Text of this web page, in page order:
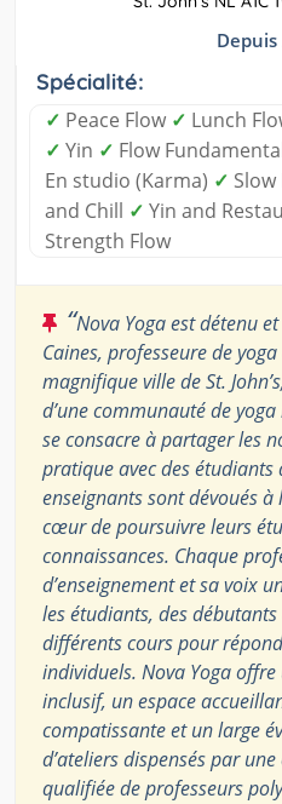
Depuis
Spécialité:
✓ Peace Flow ✓ Lunch
✓ Yin ✓ Flow
En studio (Karma) ✓
and Chill ✓ Yin and
Strength Flow
“Nova Yoga est détenu
Caines, professeure de
magnifique ville de St.
d’une communauté de
se consacre à partager les
pratique avec des étudiants
enseignants sont dévoués
cœur de poursuivre leurs
connaissances. Chaque
d’enseignement et sa voix
les étudiants, des
différents cours pour
individuels. Nova Yoga
inclusif, un espace
compatissante et un large
d’ateliers dispensés par
qualifiée de professeurs